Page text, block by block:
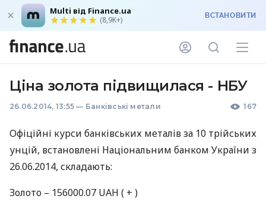
Multi від Finance.ua
(8,9K+) ВСТАНОВИТИ
Ціна золота підвищилася - НБУ
26.06.2014, 13:55 — Банківські метали 167
Офіційні курси банківських металів за 10 трiйських
унцій, встановлені Національним банком України з
26.06.2014, складають:
Золото – 156000.07 UAH ( + )